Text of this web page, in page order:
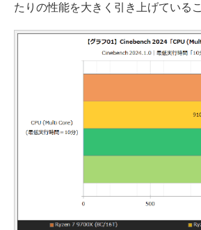
たりの性能を大きく引き上げている